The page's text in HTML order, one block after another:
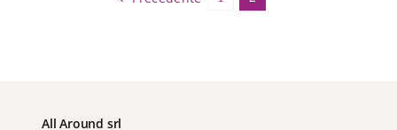
All Around srl